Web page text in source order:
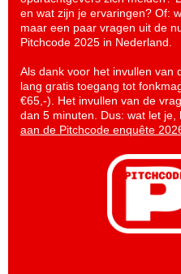
en wat zijn je ervaringen? Of:
maar een paar vragen uit de
Pitchcode 2025 in Nederland.
Als dank voor het invullen van
lang gratis toegang tot
€65,-). Het invullen van de
dan 5 minuten. Dus: wat let je,
aan de Pitchcode enquête